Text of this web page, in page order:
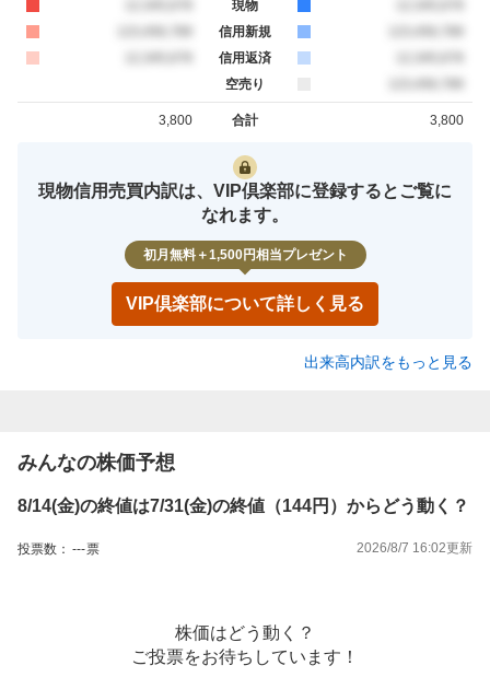
現物
信用新規
信用返済
空売り
合計
3,800 3,800
現物信用売買内訳は、VIP倶楽部に登録するとご覧に
なれます。
初月無料＋1,500円相当プレゼント
VIP倶楽部について詳しく見る
出来高内訳をもっと見る
みんなの株価予想
8/14(金)の終値は7/31(金)の終値（144円）からどう動く？
投票数： ---票 2026/8/7 16:02更新
株価はどう動く？
ご投票をお待ちしています！